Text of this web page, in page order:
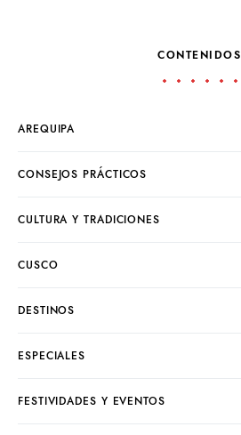
CONTENIDOS
AREQUIPA
CONSEJOS PRÁCTICOS
CULTURA Y TRADICIONES
CUSCO
DESTINOS
ESPECIALES
FESTIVIDADES Y EVENTOS